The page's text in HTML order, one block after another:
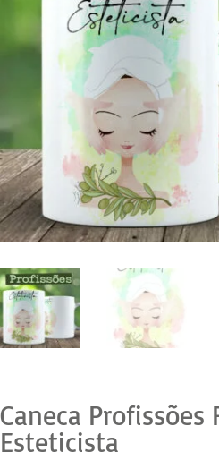
Caneca Profissões
Esteticista